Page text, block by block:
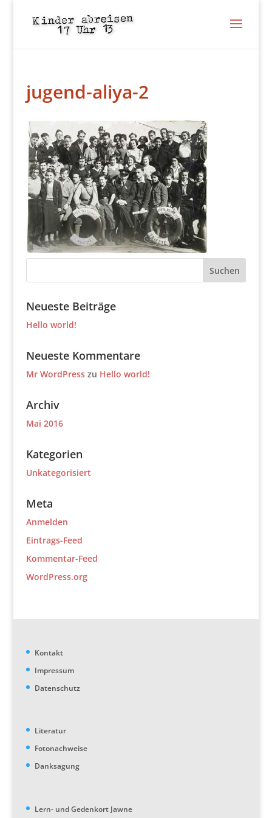
jugend-aliya-2
Neueste Beiträge
Hello world!
Neueste Kommentare
Mr WordPresszu Hello world!
Archiv
Mai 2016
Kategorien
Unkategorisiert
Meta
Anmelden
Eintrags-Feed
Kommentar-Feed
WordPress.org
Kontakt
Impressum
Datenschutz
Literatur
Fotonachweise
Danksagung
Lern- und Gedenkort Jawne